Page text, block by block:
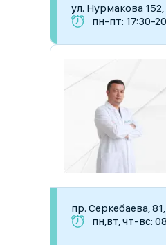
ул. Нурмакова
пн-пт: 17:30-
пр. Серкебаева,
пн,вт, чт-вс: